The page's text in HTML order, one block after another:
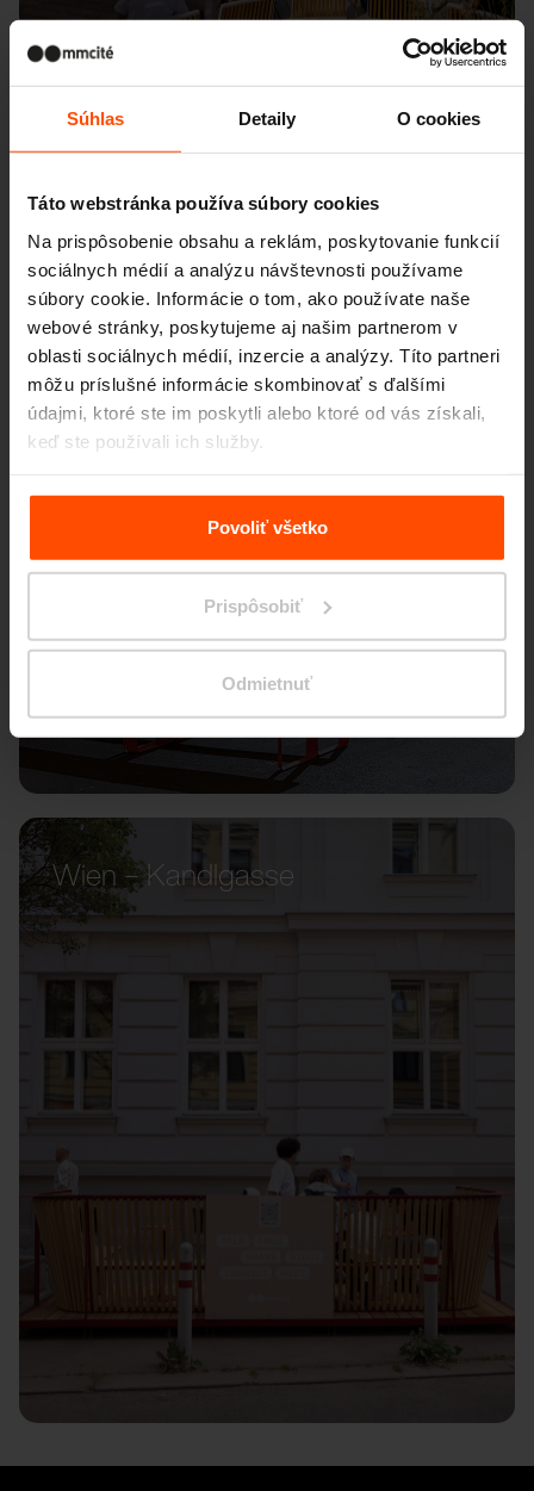
Súhlas Detaily O cookies
Táto webstránka používa súbory cookies
Na prispôsobenie obsahu a reklám, poskytovanie funkcií
sociálnych médií a analýzu návštevnosti používame
súbory cookie. Informácie o tom, ako používate naše
webové stránky, poskytujeme aj našim partnerom v
oblasti sociálnych médií, inzercie a analýzy. Títo partneri
môžu príslušné informácie skombinovať s ďalšími
údajmi, ktoré ste im poskytli alebo ktoré od vás získali,
keď ste používali ich služby.
Viac informácií nájdete na stránkeZásady zpracování
Povoliť všetko
Prispôsobiť
Odmietnuť
Seattle – Popup park
Wien – Kandlgasse